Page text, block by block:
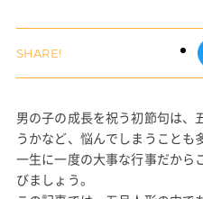
男の子の成長を祝う初節句は、
うかなど、悩んでしまうことも
一生に一度の大事な行事だから
びましょう。